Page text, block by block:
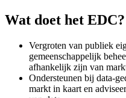
Wat doet het EDC?
Vergroten van publiek
gemeenschappelijk
afhankelijk zijn van
Ondersteunen bij data-
markt in kaart en